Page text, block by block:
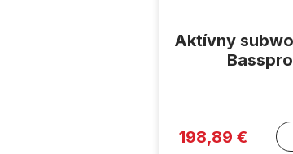
Aktívny
198,89 €